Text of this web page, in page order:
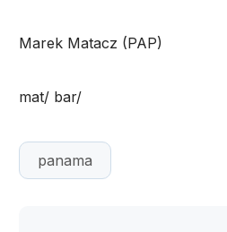
Marek Matacz (PAP)
mat/ bar/
panama